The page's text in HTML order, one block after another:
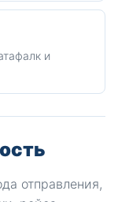
и
отправления,